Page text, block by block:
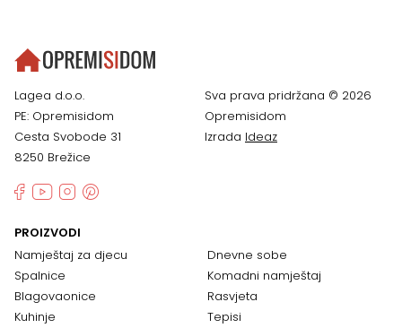
Lagea d.o.o.
PE: Opremisidom
Cesta Svobode 31
8250 Brežice
Sva prava pridržana © 2026
Opremisidom
Izrada Ideaz
PROIZVODI
Namještaj za djecu
Spalnice
Blagovaonice
Kuhinje
Dnevne sobe
Komadni namještaj
Rasvjeta
Tepisi